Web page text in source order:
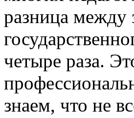
разница между
четыре раза.
знаем, что не